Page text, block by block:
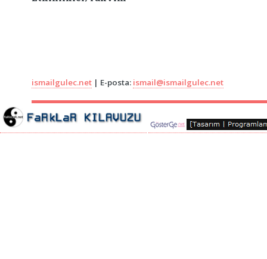
ismailgulec.net | E-posta: ismail@ismailgulec.net